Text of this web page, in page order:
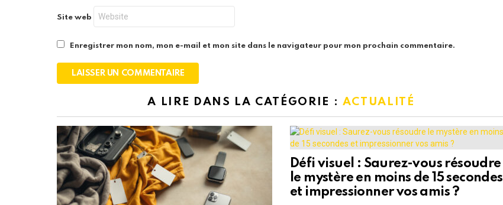
Site web
Enregistrer mon nom, mon e-mail et mon site dans le navigateur pour mon prochain commentaire.
A LIRE DANS LA CATÉGORIE : ACTUALITÉ
Défi visuel : Saurez-vous résoudre
le mystère en moins de 15 secondes
et impressionner vos amis ?